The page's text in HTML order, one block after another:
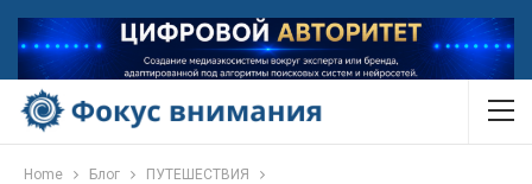
Home Блог ПУТЕШЕСТВИЯ